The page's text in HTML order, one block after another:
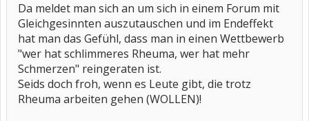
Da meldet man sich an um sich in einem Forum mit
Gleichgesinnten auszutauschen und im Endeffekt
hat man das Gefühl, dass man in einen Wettbewerb
"wer hat schlimmeres Rheuma, wer hat mehr
Schmerzen" reingeraten ist.
Seids doch froh, wenn es Leute gibt, die trotz
Rheuma arbeiten gehen (WOLLEN)!